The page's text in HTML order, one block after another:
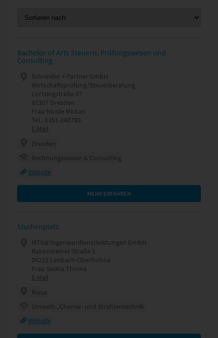
Bachelor of Arts Steuern, Prüfungswesen und
Consulting
Schneider + Partner GmbH
Wirtschaftsprüfung/Steuerberatung
Lortzingstraße 37
01307 Dresden
Frau Nicole Mickan
Tel.: 0351-340780
E-Mail
Dresden
Rechnungswesen & Consulting
Website
MEHR ERFAHREN
Studienplatz
MTbiz Ingenieurdienstleistungen GmbH
Rabensteiner Straße 1
09212 Limbach-Oberfrohna
Frau Saskia Thomä
E-Mail
Riesa
Umwelt-, Chemie- und Strahlentechnik
Website